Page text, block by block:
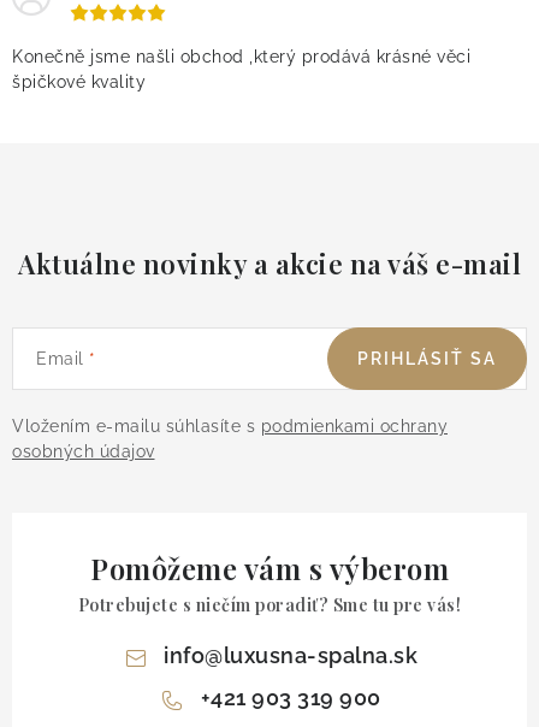
Konečně jsme našli obchod ,který prodává krásné věci
špičkové kvality
Aktuálne novinky a akcie na váš e-mail
Email
Vložením e-mailu súhlasíte s podmienkami ochrany
osobných údajov
PRIHLÁSIŤ SA
Pomôžeme vám s výberom
Potrebujete s niečím poradiť? Sme tu pre vás!
info@luxusna-spalna.sk
+421 903 319 900